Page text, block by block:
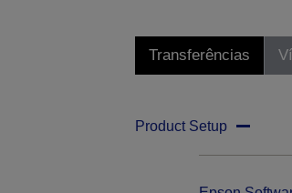
Transferências
Product Setup